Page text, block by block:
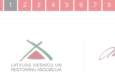
1 2 3 4 5 6 7 8